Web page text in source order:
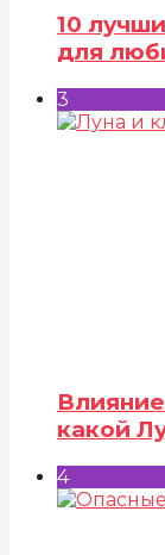
10
для
3
какой
4